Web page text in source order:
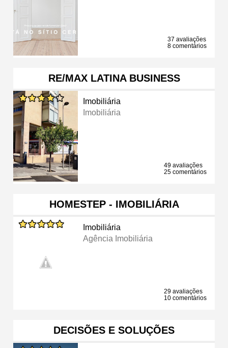
37 avaliações
8 comentários
RE/MAX LATINA BUSINESS
Imobiliária
Imobiliária
49 avaliações
25 comentários
HOMESTEP - IMOBILIÁRIA
Imobiliária
Agência Imobiliária
29 avaliações
10 comentários
DECISÕES E SOLUÇÕES